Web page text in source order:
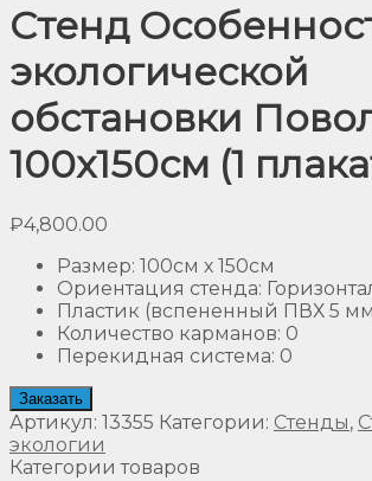
Стенд
экологической
обстановки
100х150см (1
₽4,800.00
Размер: 100см х 150см
Ориентация стенда:
Пластик (вспененный ПВХ 5
Количество карманов: 0
Перекидная система: 0
Заказать
Артикул: 13355 Категории: Стенды,
экологии
Категории товаров